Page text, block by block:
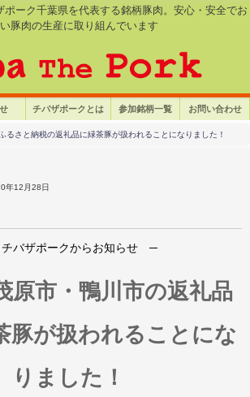
ポーク千葉県を代表する銘柄豚肉。安心・安全でお
豚肉の生産に取り組んでいます
チバザポークとは 参加銘柄一覧 お問い合わせ
ふるさと納税の返礼品に緑茶豚が扱われることになりました！
年12月28日
バザポークからお知らせ ─
原市・鴨川市の返礼品
豚が扱われることにな
りました！